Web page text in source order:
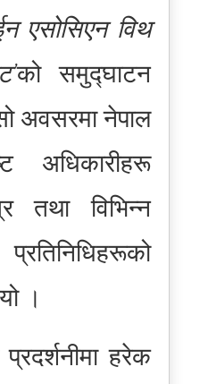
एसोसिएन विथ
को समुद्घाटन
अवसरमा नेपाल
अधिकारीहरू
तथा विभिन्न
।
हरेक